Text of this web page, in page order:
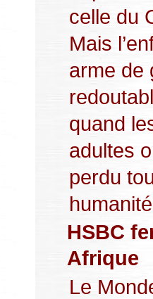
celle du
Mais
arme de
quand
adultes
perdu
HSBC
Afrique
Le